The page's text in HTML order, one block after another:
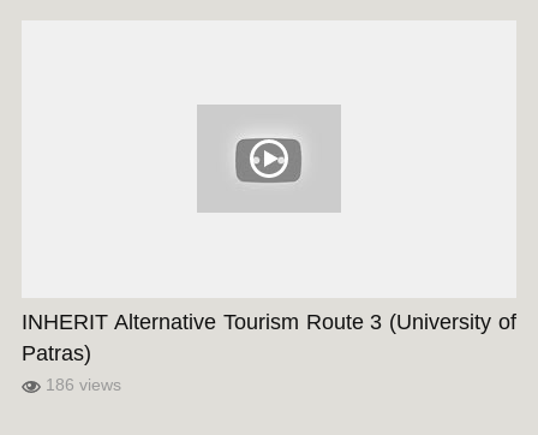
INHERIT Alternative Tourism Route 3 (University of
Patras)
186 views